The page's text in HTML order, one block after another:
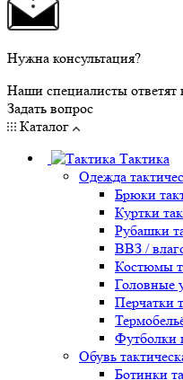
Нужна консультация?
Наши специалисты
Задать вопрос
Каталог
Тактика
Одежда
Брюки
Куртки
Рубашки
ВВЗ /
Костюмы
Головные
Перчатки
Футболки
Обувь
Ботинки